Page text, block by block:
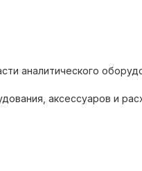
аналитического
аксессуаров и